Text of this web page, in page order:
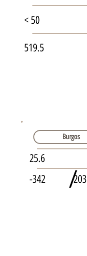
-342 /203
25.6
Burgos
519.5
< 50